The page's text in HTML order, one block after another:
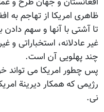
ظاهری امریکا از تهاجم به
تا آشتی با آنها و سهم
غیر عادلانه، استخباراتی
چند پهلویی آن است.
پس چطور امریکا می تواند
رژیمی که همکار دیرینة
نی.